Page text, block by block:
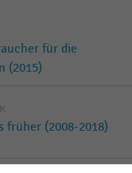
für die
(2015)
früher (2008-2018)